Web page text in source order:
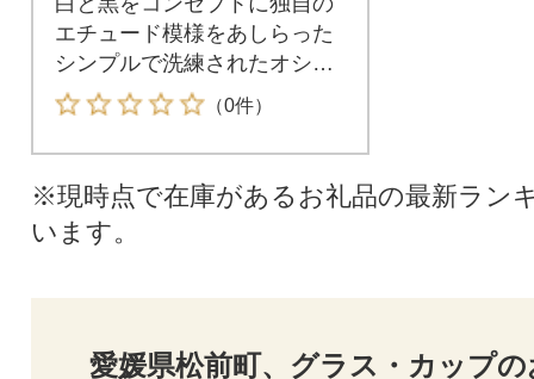
エチュード模様をあしらった
シンプルで洗練されたオシャ
レカップ!
（0件）
※現時点で在庫があるお礼品の最新ラン
います。
愛媛県松前町、グラス・カップ